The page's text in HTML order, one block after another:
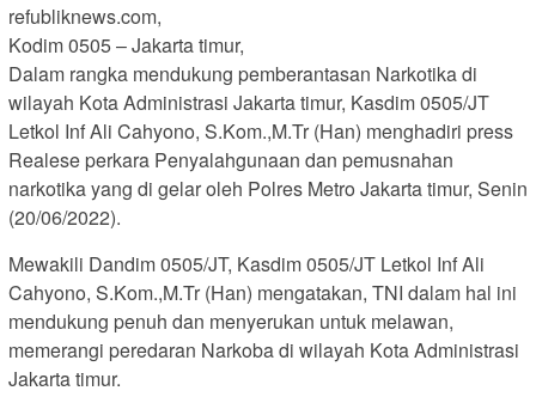
refubliknews.com,
Kodim 0505 – Jakarta timur,
Dalam rangka mendukung pemberantasan Narkotika di
wilayah Kota Administrasi Jakarta timur, Kasdim 0505/JT
Letkol Inf Ali Cahyono, S.Kom.,M.Tr (Han) menghadiri press
Realese perkara Penyalahgunaan dan pemusnahan
narkotika yang di gelar oleh Polres Metro Jakarta timur, Senin
(20/06/2022).
Mewakili Dandim 0505/JT, Kasdim 0505/JT Letkol Inf Ali
Cahyono, S.Kom.,M.Tr (Han) mengatakan, TNI dalam hal ini
mendukung penuh dan menyerukan untuk melawan,
memerangi peredaran Narkoba di wilayah Kota Administrasi
Jakarta timur.